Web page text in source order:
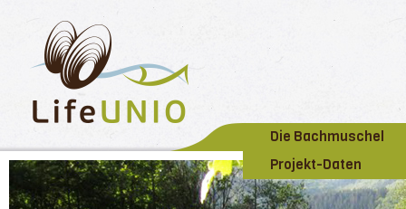
Die Bachmuschel
Projekt-Daten